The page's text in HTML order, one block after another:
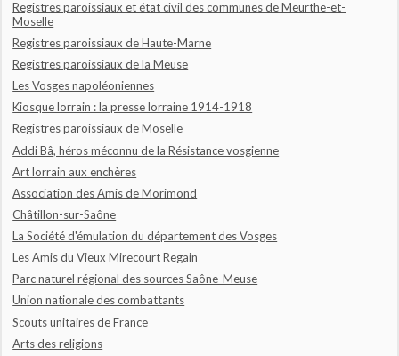
Registres paroissiaux et état civil des communes de Meurthe-et-
Moselle
Registres paroissiaux de Haute-Marne
Registres paroissiaux de la Meuse
Les Vosges napoléoniennes
Kiosque lorrain : la presse lorraine 1914-1918
Registres paroissiaux de Moselle
Addi Bâ, héros méconnu de la Résistance vosgienne
Art lorrain aux enchères
Association des Amis de Morimond
Châtillon-sur-Saône
La Société d'émulation du département des Vosges
Les Amis du Vieux Mirecourt Regain
Parc naturel régional des sources Saône-Meuse
Union nationale des combattants
Scouts unitaires de France
Arts des religions